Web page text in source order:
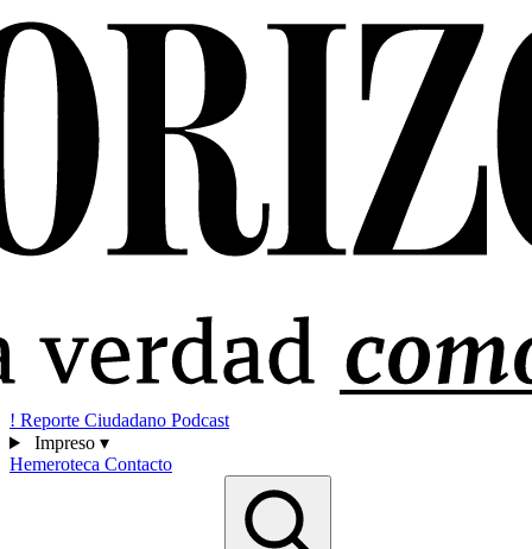
! Reporte Ciudadano Podcast
Impreso ▾
Hemeroteca Contacto